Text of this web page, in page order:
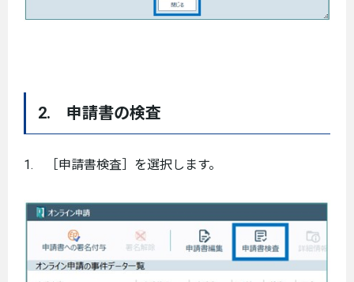
2. 申請書の検査
1. ［申請書検査］を選択します。